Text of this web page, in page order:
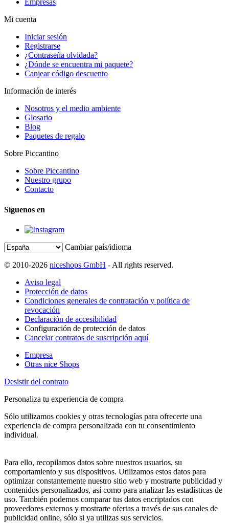
Empresas
Mi cuenta
Iniciar sesión
Registrarse
¿Contraseña olvidada?
¿Dónde se encuentra mi paquete?
Canjear código descuento
Información de interés
Nosotros y el medio ambiente
Glosario
Blog
Paquetes de regalo
Sobre Piccantino
Sobre Piccantino
Nuestro grupo
Contacto
Síguenos en
Cambiar país/idioma
© 2010-2026 niceshops GmbH - All rights reserved.
Aviso legal
Protección de datos
Condiciones generales de contratación y política de
revocación
Declaración de accesibilidad
Configuración de protección de datos
Cancelar contratos de suscripción aquí
Empresa
Otras nice Shops
Desistir del contrato
Personaliza tu experiencia de compra
Sólo utilizamos cookies y otras tecnologías para ofrecerte una
experiencia de compra personalizada con tu consentimiento
individual.
Para ello, recopilamos datos sobre nuestros usuarios, su
comportamiento y sus dispositivos. Utilizamos estos datos para
optimizar constantemente nuestro sitio web y mostrarte publicidad y
contenidos personalizados, así como para analizar las estadísticas de
uso. También podemos comparar tus datos encriptados con
proveedores externos y mostrarte ofertas a través de sus canales de
publicidad online, sólo si ya utilizas sus servicios.